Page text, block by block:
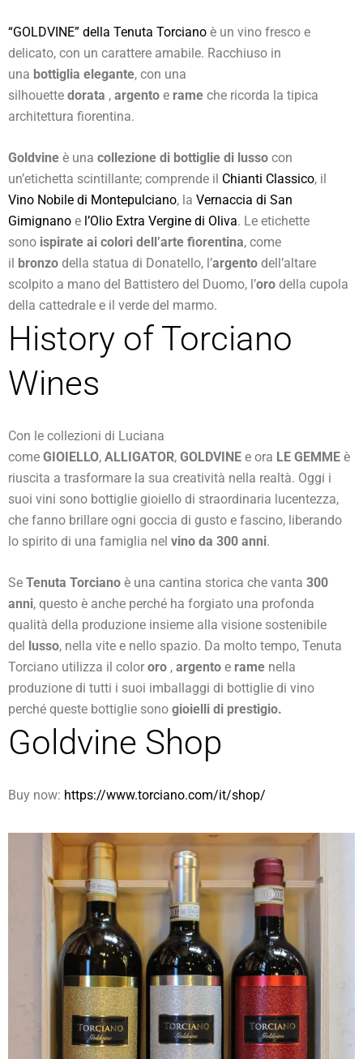
“GOLDVINE” della Tenuta Torciano è un vino fresco e
delicato, con un carattere amabile. Racchiuso in
una bottiglia elegante, con una
silhouette dorata , argento e rame che ricorda la tipica
architettura fiorentina.
Goldvine è una collezione di bottiglie di lusso con
un’etichetta scintillante; comprende il Chianti Classico, il
Vino Nobile di Montepulciano, la Vernaccia di San
Gimignano e l’Olio Extra Vergine di Oliva. Le etichette
sono ispirate ai colori dell’arte fiorentina, come
il bronzo della statua di Donatello, l’argento dell’altare
scolpito a mano del Battistero del Duomo, l’oro della cupola
della cattedrale e il verde del marmo.
History of Torciano
Wines
Con le collezioni di Luciana
come GIOIELLO, ALLIGATOR, GOLDVINE e ora LE GEMME è
riuscita a trasformare la sua creatività nella realtà. Oggi i
suoi vini sono bottiglie gioiello di straordinaria lucentezza,
che fanno brillare ogni goccia di gusto e fascino, liberando
lo spirito di una famiglia nel vino da 300 anni.
Se Tenuta Torciano è una cantina storica che vanta 300
anni, questo è anche perché ha forgiato una profonda
qualità della produzione insieme alla visione sostenibile
del lusso, nella vite e nello spazio. Da molto tempo, Tenuta
Torciano utilizza il color oro , argento e rame nella
produzione di tutti i suoi imballaggi di bottiglie di vino
perché queste bottiglie sono gioielli di prestigio.
Goldvine Shop
Buy now: https://www.torciano.com/it/shop/